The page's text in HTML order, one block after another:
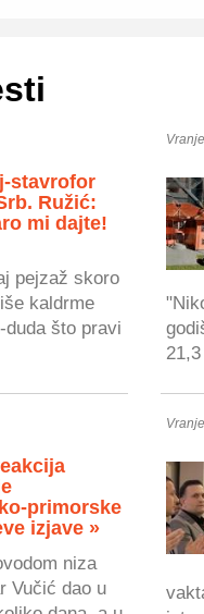
stavrofor
Ružić:
mi dajte!
pejzaž skoro
kaldrme
što pravi
primorske
izjave »
niza
Vučić dao u